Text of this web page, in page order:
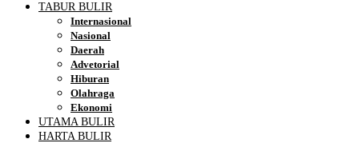
TABUR BULIR
Internasional
Nasional
Daerah
Advetorial
Hiburan
Olahraga
Ekonomi
UTAMA BULIR
HARTA BULIR